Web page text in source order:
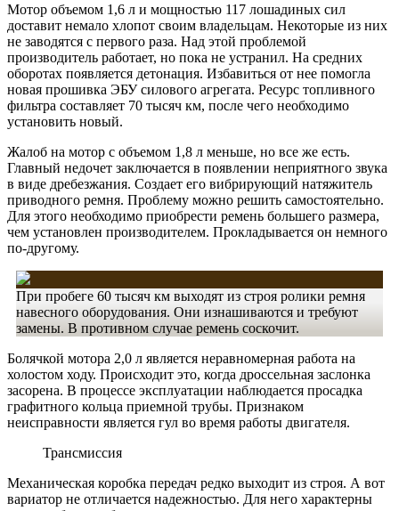
Мотор объемом 1,6 л и мощностью 117 лошадиных сил
доставит немало хлопот своим владельцам. Некоторые из них
не заводятся с первого раза. Над этой проблемой
производитель работает, но пока не устранил. На средних
оборотах появляется детонация. Избавиться от нее помогла
новая прошивка ЭБУ силового агрегата. Ресурс топливного
фильтра составляет 70 тысяч км, после чего необходимо
установить новый.
Жалоб на мотор с объемом 1,8 л меньше, но все же есть.
Главный недочет заключается в появлении неприятного звука
в виде дребезжания. Создает его вибрирующий натяжитель
приводного ремня. Проблему можно решить самостоятельно.
Для этого необходимо приобрести ремень большего размера,
чем установлен производителем. Прокладывается он немного
по-другому.
При пробеге 60 тысяч км выходят из строя ролики ремня
навесного оборудования. Они изнашиваются и требуют
замены. В противном случае ремень соскочит.
Болячкой мотора 2,0 л является неравномерная работа на
холостом ходу. Происходит это, когда дроссельная заслонка
засорена. В процессе эксплуатации наблюдается просадка
графитного кольца приемной трубы. Признаком
неисправности является гул во время работы двигателя.
Трансмиссия
Механическая коробка передач редко выходит из строя. А вот
вариатор не отличается надежностью. Для него характерны